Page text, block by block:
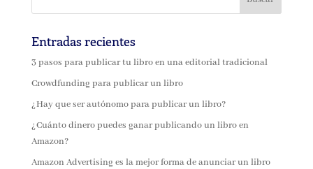
Entradas recientes
3 pasos para publicar tu libro en una editorial tradicional
Crowdfunding para publicar un libro
¿Hay que ser autónomo para publicar un libro?
¿Cuánto dinero puedes ganar publicando un libro en
Amazon?
Amazon Advertising es la mejor forma de anunciar un libro